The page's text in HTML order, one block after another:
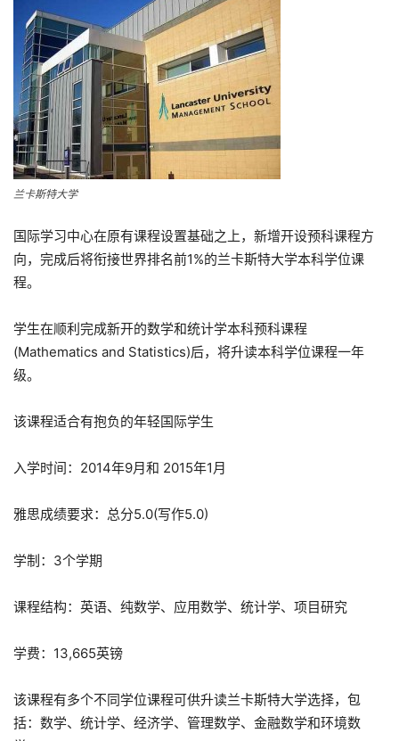
兰卡斯特大学
国际学习中心在原有课程设置基础之上，新增开设预科课程方
向，完成后将衔接世界排名前1%的兰卡斯特大学本科学位课
程。
学生在顺利完成新开的数学和统计学本科预科课程
(Mathematics and Statistics)后，将升读本科学位课程一年
级。
该课程适合有抱负的年轻国际学生
入学时间：2014年9月和 2015年1月
雅思成绩要求：总分5.0(写作5.0)
学制：3个学期
课程结构：英语、纯数学、应用数学、统计学、项目研究
学费：13,665英镑
该课程有多个不同学位课程可供升读兰卡斯特大学选择，包
括：数学、统计学、经济学、管理数学、金融数学和环境数